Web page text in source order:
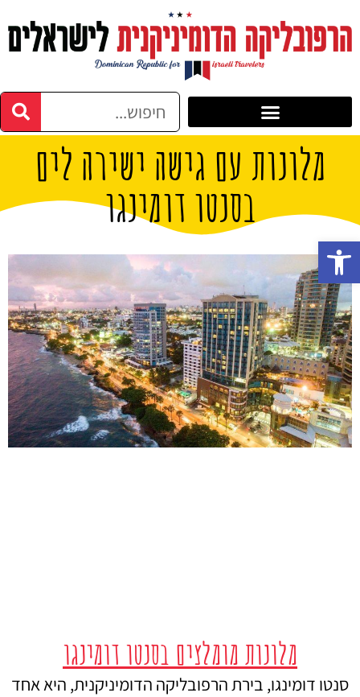
מלונות עם גישה ישירה לים
בסנטו דומינגו
מלונות מומלצים בסנטו דומינגו
סנטו דומינגו, בירת הרפובליקה הדומיניקנית, היא אחד
פתח סרגל נגישות